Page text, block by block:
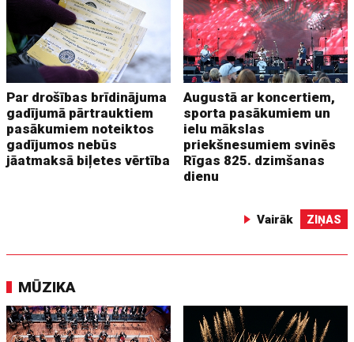
Par drošības brīdinājuma
gadījumā pārtrauktiem
pasākumiem noteiktos
gadījumos nebūs
jāatmaksā biļetes vērtība
Augustā ar koncertiem,
sporta pasākumiem un
ielu mākslas
priekšnesumiem svinēs
Rīgas 825. dzimšanas
dienu
Vairāk ZIŅAS
MŪZIKA